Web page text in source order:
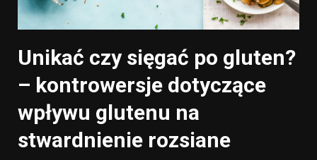
Unikać czy sięgać po gluten?
– kontrowersje dotyczące
wpływu glutenu na
stwardnienie rozsiane